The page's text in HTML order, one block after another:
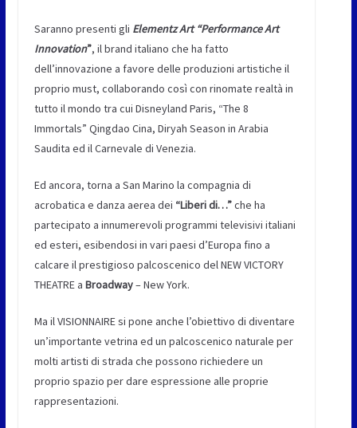
Saranno presenti gli Elementz Art “Performance Art
Innovation”, il brand italiano che ha fatto
dell’innovazione a favore delle produzioni artistiche il
proprio must, collaborando così con rinomate realtà in
tutto il mondo tra cui Disneyland Paris, “The 8
Immortals” Qingdao Cina, Diryah Season in Arabia
Saudita ed il Carnevale di Venezia.
Ed ancora, torna a San Marino la compagnia di
acrobatica e danza aerea dei “Liberi di…”che ha
partecipato a innumerevoli programmi televisivi italiani
ed esteri, esibendosi in vari paesi d’Europa fino a
calcare il prestigioso palcoscenico del NEW VICTORY
THEATRE a Broadway– New York.
Ma il VISIONNAIRE si pone anche l’obiettivo di diventare
un’importante vetrina ed un palcoscenico naturale per
molti artisti di strada che possono richiedere un
proprio spazio per dare espressione alle proprie
rappresentazioni.